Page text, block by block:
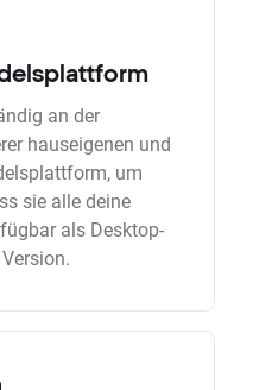
an der
hauseigenen und
um
sie alle deine
als Desktop-